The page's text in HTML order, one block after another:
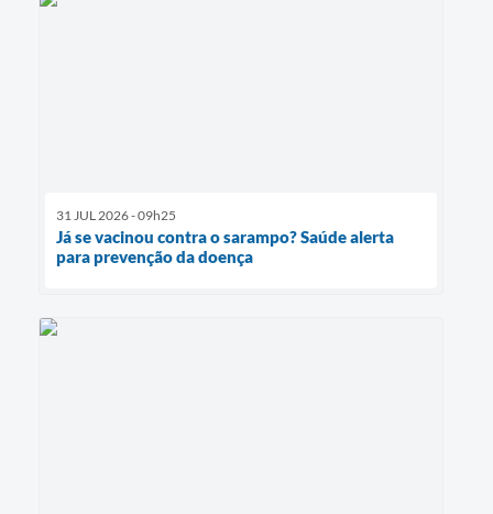
31 JUL 2026 - 09h25
Já se vacinou contra o sarampo? Saúde alerta
para prevenção da doença